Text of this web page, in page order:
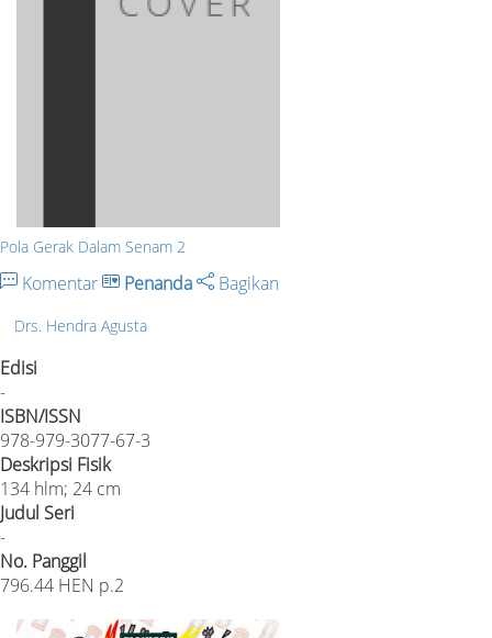
Pola Gerak Dalam Senam 2
Komentar Penanda Bagikan
Drs. Hendra Agusta
Edisi
-
ISBN/ISSN
978-979-3077-67-3
Deskripsi Fisik
134 hlm; 24 cm
Judul Seri
-
No. Panggil
796.44 HEN p.2